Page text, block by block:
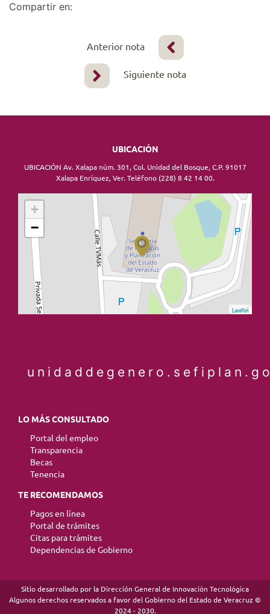
Compartir en:
Anterior nota
Siguiente nota
UBICACIÓN
UBICACIÓN Av. Xalapa núm. 301, Col. Unidad del Bosque, C.P. 91017
Xalapa Enríquez, Ver. Teléfono (228) 8 42 14 00.
+
−
Leaflet
LO MÁS CONSULTADO
Portal del empleo
Transparencia
Becas
Tenencia
TE RECOMENDAMOS
Pagos en línea
Portal de trámites
Citas para trámites
Dependencias de Gobierno
Sitio desarrollado por la Dirección General de Innovación Tecnológica
Algunos derechos reservados a favor del Gobierno del Estado de Veracruz ©
2024 - 2030.